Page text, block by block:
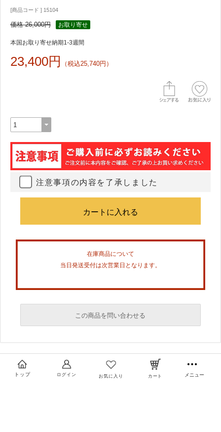
[商品コード ] 15104
価格 26,000円 お取り寄せ
本国お取り寄せ納期1-3週間
23,400円 （税込25,740円）
注意事項の内容を了承しました
在庫商品について
当日発送受付は次営業日となります。
この商品を問い合わせる
トップ ログイン お気に入り カート メニュー